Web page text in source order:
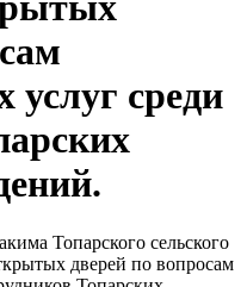
услуг среди